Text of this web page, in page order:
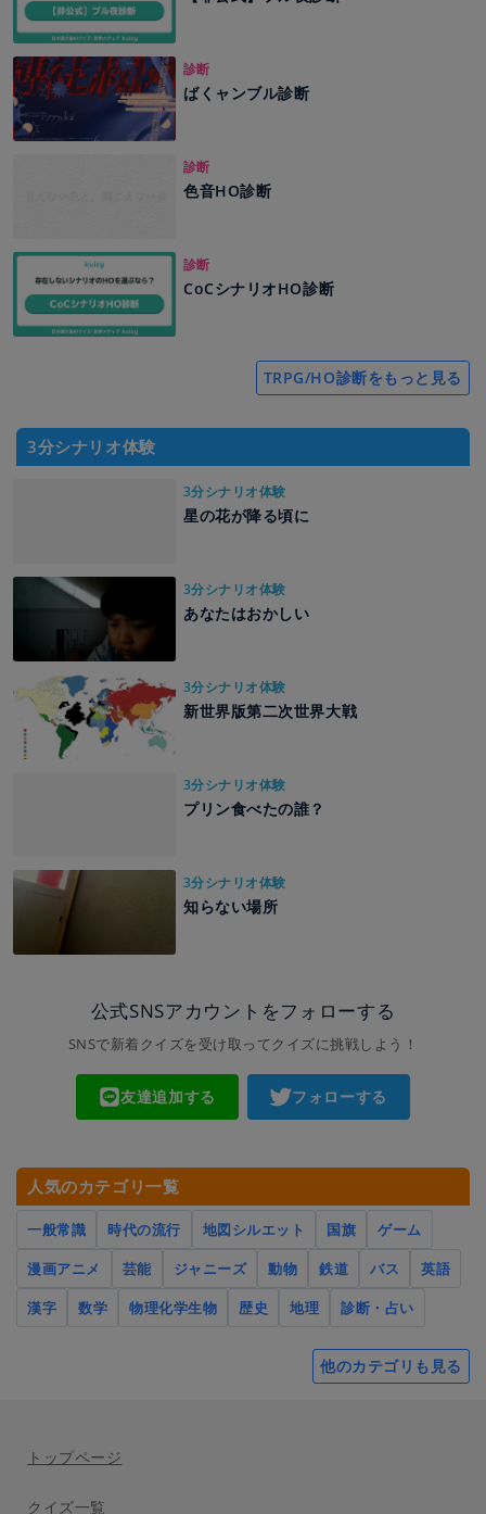
診断
ばくャンブル診断
診断
色音HO診断
診断
CoCシナリオHO診断
TRPG/HO診断をもっと見る
3分シナリオ体験
3分シナリオ体験
星の花が降る頃に
3分シナリオ体験
あなたはおかしい
3分シナリオ体験
新世界版第二次世界大戦
3分シナリオ体験
プリン食べたの誰？
3分シナリオ体験
知らない場所
公式SNSアカウントをフォローする
SNSで新着クイズを受け取ってクイズに挑戦しよう！
友達追加する フォローする
人気のカテゴリ一覧
一般常識 時代の流行 地図シルエット 国旗
ゲーム
漫画アニメ
芸能 ジャニーズ 動物 鉄道 バス
英語
漢字
数学 物理化学生物 歴史 地理 診断・占い
他のカテゴリも見る
トップページ
クイズ一覧